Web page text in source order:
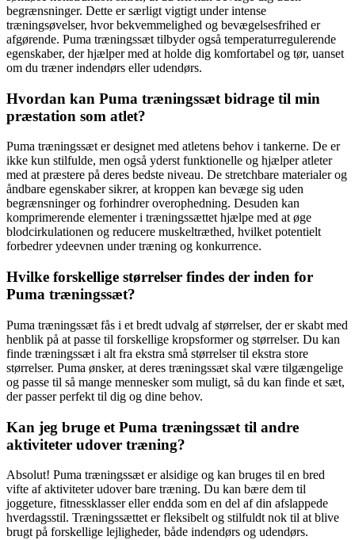
begrænsninger. Dette er særligt vigtigt under intense
træningsøvelser, hvor bekvemmelighed og bevægelsesfrihed er
afgørende. Puma træningssæt tilbyder også temperaturregulerende
egenskaber, der hjælper med at holde dig komfortabel og tør, uanset
om du træner indendørs eller udendørs.
Hvordan kan Puma træningssæt bidrage til min
præstation som atlet?
Puma træningssæt er designet med atletens behov i tankerne. De er
ikke kun stilfulde, men også yderst funktionelle og hjælper atleter
med at præstere på deres bedste niveau. De stretchbare materialer og
åndbare egenskaber sikrer, at kroppen kan bevæge sig uden
begrænsninger og forhindrer overophedning. Desuden kan
komprimerende elementer i træningssættet hjælpe med at øge
blodcirkulationen og reducere muskeltræthed, hvilket potentielt
forbedrer ydeevnen under træning og konkurrence.
Hvilke forskellige størrelser findes der inden for
Puma træningssæt?
Puma træningssæt fås i et bredt udvalg af størrelser, der er skabt med
henblik på at passe til forskellige kropsformer og størrelser. Du kan
finde træningssæt i alt fra ekstra små størrelser til ekstra store
størrelser. Puma ønsker, at deres træningssæt skal være tilgængelige
og passe til så mange mennesker som muligt, så du kan finde et sæt,
der passer perfekt til dig og dine behov.
Kan jeg bruge et Puma træningssæt til andre
aktiviteter udover træning?
Absolut! Puma træningssæt er alsidige og kan bruges til en bred
vifte af aktiviteter udover bare træning. Du kan bære dem til
joggeture, fitnessklasser eller endda som en del af din afslappede
hverdagsstil. Træningssættet er fleksibelt og stilfuldt nok til at blive
brugt på forskellige lejligheder, både indendørs og udendørs.